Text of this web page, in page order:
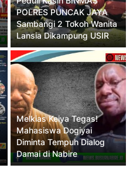
POLRES PUNCAK JAYA
Sambangi 2 Tokoh Wanita
Lansia Dikampung USIR
Melkias Keiya Tegas!
Mahasiswa Dogiyai
Diminta Tempuh Dialog
Damai di Nabire